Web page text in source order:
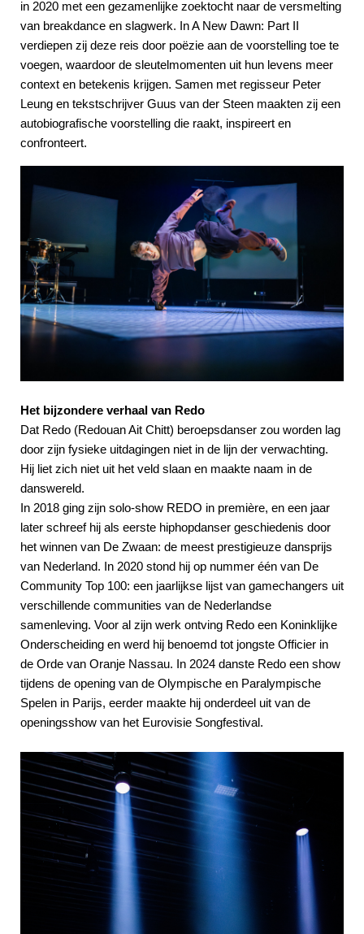
in 2020 met een gezamenlijke zoektocht naar de versmelting
van breakdance en slagwerk. In A New Dawn: Part II
verdiepen zij deze reis door poëzie aan de voorstelling toe te
voegen, waardoor de sleutelmomenten uit hun levens meer
context en betekenis krijgen. Samen met regisseur Peter
Leung en tekstschrijver Guus van der Steen maakten zij een
autobiografische voorstelling die raakt, inspireert en
confronteert.
Het bijzondere verhaal van Redo
Dat Redo (Redouan Ait Chitt) beroepsdanser zou worden lag
door zijn fysieke uitdagingen niet in de lijn der verwachting.
Hij liet zich niet uit het veld slaan en maakte naam in de
danswereld.
In 2018 ging zijn solo-show REDO in première, en een jaar
later schreef hij als eerste hiphopdanser geschiedenis door
het winnen van De Zwaan: de meest prestigieuze dansprijs
van Nederland. In 2020 stond hij op nummer één van De
Community Top 100: een jaarlijkse lijst van gamechangers uit
verschillende communities van de Nederlandse
samenleving. Voor al zijn werk ontving Redo een Koninklijke
Onderscheiding en werd hij benoemd tot jongste Officier in
de Orde van Oranje Nassau. In 2024 danste Redo een show
tijdens de opening van de Olympische en Paralympische
Spelen in Parijs, eerder maakte hij onderdeel uit van de
openingsshow van het Eurovisie Songfestival.